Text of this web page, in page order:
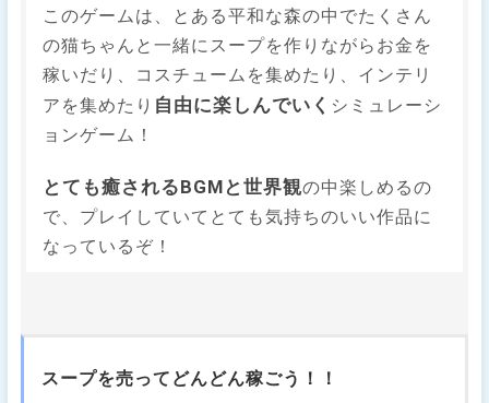
このゲームは、とある平和な森の中でたくさん
の猫ちゃんと一緒にスープを作りながらお金を
稼いだり、コスチュームを集めたり、インテリ
アを集めたり 自由に楽しんでいく シミュレーシ
ョンゲーム！
とても癒されるBGMと世界観の中楽しめるの
で、プレイしていてとても気持ちのいい作品に
なっているぞ！
スープを売ってどんどん稼ごう！！